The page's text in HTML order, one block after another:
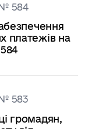
№ 584
платежів на
№ 583
громадян,